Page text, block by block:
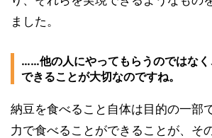
ました。
……他の人にやってもらうのではな
できることが大切なのですね。
納豆を食べること自体は目的の一部
力で食べることができることが、そ